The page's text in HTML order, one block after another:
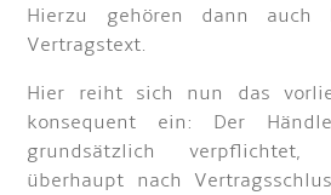
Hierzu gehören dann auch
Vertragstext.
Hier reiht sich nun das
konsequent ein: Der
grundsätzlich verpflichtet,
überhaupt nach